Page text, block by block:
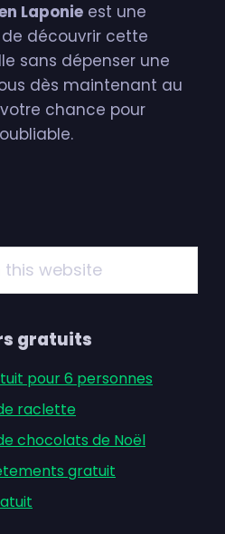
Laponie est une
découvrir cette
sans dépenser une
dès maintenant au
chance pour
gratuits
pour 6 personnes
raclette
chocolats de Noël
gratuit